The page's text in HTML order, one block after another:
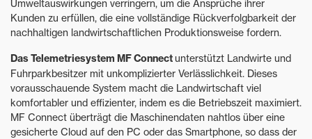
Umweltauswirkungen verringern, um die Ansprüche ihrer
Kunden zu erfüllen, die eine vollständige Rückverfolgbarkeit der
nachhaltigen landwirtschaftlichen Produktionsweise fordern.
Das Telemetriesystem MF Connectunterstützt Landwirte und
Fuhrparkbesitzer mit unkomplizierter Verlässlichkeit. Dieses
vorausschauende System macht die Landwirtschaft viel
komfortabler und effizienter, indem es die Betriebszeit maximiert.
MF Connect überträgt die Maschinendaten nahtlos über eine
gesicherte Cloud auf den PC oder das Smartphone, so dass der